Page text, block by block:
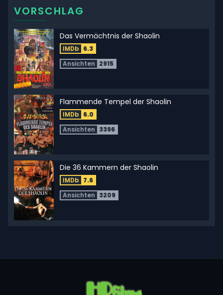
VORSCHLAG
Das Vermächtnis der Shaolin
IMDb 6.3
Ansichten 2915
Flammende Tempel der Shaolin
IMDb 6.0
Ansichten 3396
Die 36 Kammern der Shaolin
IMDb 7.6
Ansichten 3209
Ansichten 3508